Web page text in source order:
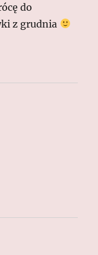
do
z grudnia